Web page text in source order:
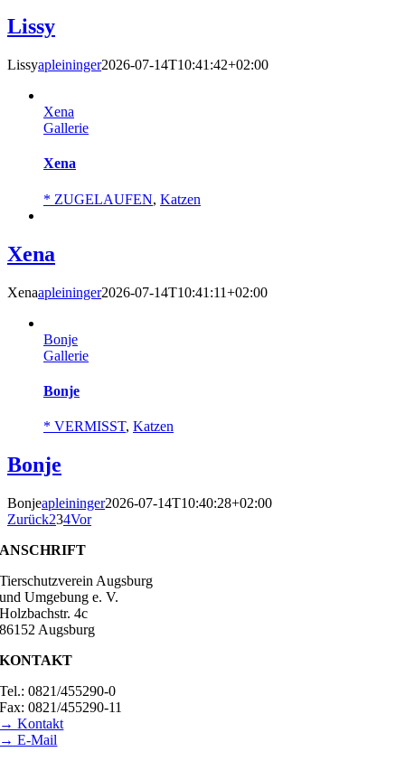
Lissy
Lissyapleininger2026-07-14T10:41:42+02:00
Xena
Gallerie
Xena
* ZUGELAUFEN, Katzen
Xena
Xenaapleininger2026-07-14T10:41:11+02:00
Bonje
Gallerie
Bonje
* VERMISST, Katzen
Bonje
Bonjeapleininger2026-07-14T10:40:28+02:00
Zurück234Vor
ANSCHRIFT
Tierschutzverein Augsburg
und Umgebung e. V.
Holzbachstr. 4c
86152 Augsburg
KONTAKT
Tel.: 0821/455290-0
Fax: 0821/455290-11
→ Kontakt
→ E-Mail